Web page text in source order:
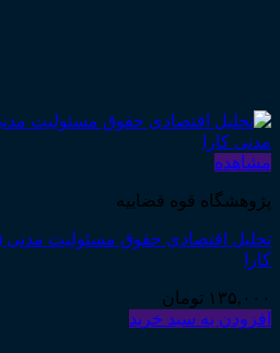
مشاهده
پژوهشگاه قوه قضاییه
کارا
۱۳۵,۰۰۰ تومان
افزودن به سبد خرید